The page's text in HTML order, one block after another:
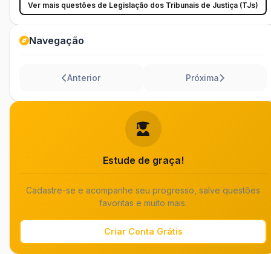
Ver mais questões de Legislação dos Tribunais de Justiça (TJs)
Navegação
Anterior Próxima
Estude de graça!
Cadastre-se e acompanhe seu progresso, salve questões
favoritas e muito mais.
Criar Conta Grátis